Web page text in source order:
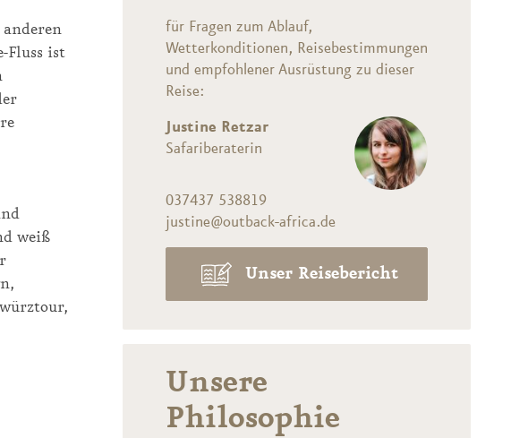
Fluss ist
weiß
für Fragen zum Ablauf,
Wetterkonditionen, Reisebestimmungen
und empfohlener Ausrüstung zu dieser
Reise:
Justine Retzar
Safariberaterin
037437 538819
justine@outback-africa.de
Unser Reisebericht
Unsere
Philosophie